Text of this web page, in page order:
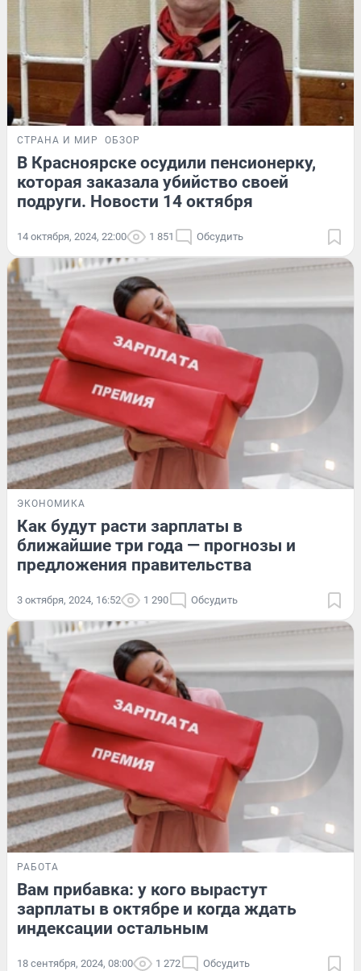
СТРАНА И МИР ОБЗОР
В Красноярске осудили пенсионерку,
которая заказала убийство своей
подруги. Новости 14 октября
14 октября, 2024, 22:00 1 851 Обсудить
ЭКОНОМИКА
Как будут расти зарплаты в
ближайшие три года — прогнозы и
предложения правительства
3 октября, 2024, 16:52 1 290 Обсудить
РАБОТА
Вам прибавка: у кого вырастут
зарплаты в октябре и когда ждать
индексации остальным
18 сентября, 2024, 08:00 1 272 Обсудить